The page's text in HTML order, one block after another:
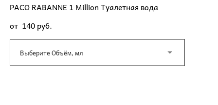
PACO RABANNE 1 Million Туалетная вода
от 140 pуб.
Выберите Объём, мл